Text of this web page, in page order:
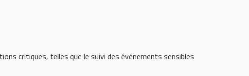
critiques, telles que le suivi des événements sensibles